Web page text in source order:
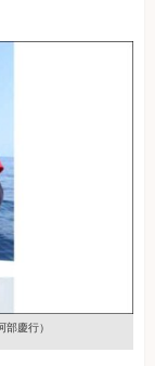
慶行）